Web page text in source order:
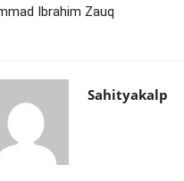
Ibrahim Zauq
Sahityakalp